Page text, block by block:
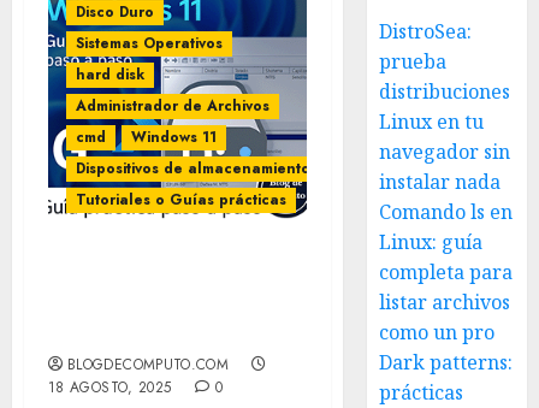
Disco Duro
Sistemas Operativos
hard disk
Administrador de Archivos
cmd
Windows 11
Dispositivos de almacenamiento
Tutoriales o Guías prácticas
BLOGDECOMPUTO.COM
18 AGOSTO, 2025
0
DistroSea:
prueba
distribuciones
Linux en tu
navegador sin
instalar nada
Comando ls en
Linux: guía
completa para
listar archivos
como un pro
Dark patterns:
prácticas